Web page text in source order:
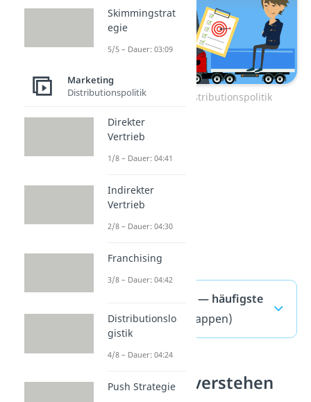
Zum Video: Distributionspolitik
Absatzpolitik — häufigste
Fragen(ausklappen)
Marketing verstehen
Skimmingstrat
egie
5/5 – Dauer: 03:09
Marketing
Distributionspolitik
Direkter
Vertrieb
1/8 – Dauer: 04:41
Indirekter
Vertrieb
2/8 – Dauer: 04:30
Franchising
3/8 – Dauer: 04:42
Distributionslo
gistik
4/8 – Dauer: 04:24
Push Strategie